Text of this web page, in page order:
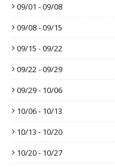
09/01 - 09/08
09/08 - 09/15
09/15 - 09/22
09/22 - 09/29
09/29 - 10/06
10/06 - 10/13
10/13 - 10/20
10/20 - 10/27